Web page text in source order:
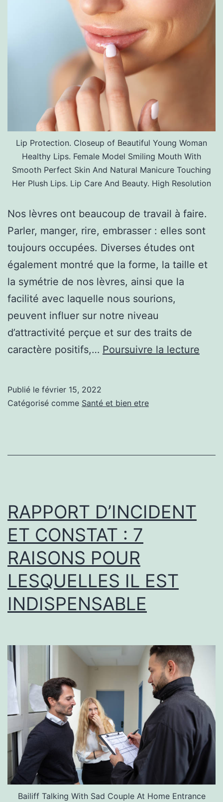
Lip Protection. Closeup of Beautiful Young Woman
Healthy Lips. Female Model Smiling Mouth With
Smooth Perfect Skin And Natural Manicure Touching
Her Plush Lips. Lip Care And Beauty. High Resolution
Nos lèvres ont beaucoup de travail à faire.
Parler, manger, rire, embrasser : elles sont
toujours occupées. Diverses études ont
également montré que la forme, la taille et
la symétrie de nos lèvres, ainsi que la
facilité avec laquelle nous sourions,
peuvent influer sur notre niveau
d’attractivité perçue et sur des traits de
caractère positifs,… Poursuivre la lecture
Publié le février 15, 2022
Catégorisé comme Santé et bien etre
RAPPORT D’INCIDENT
ET CONSTAT : 7
RAISONS POUR
LESQUELLES IL EST
INDISPENSABLE
Bailiff Talking With Sad Couple At Home Entrance